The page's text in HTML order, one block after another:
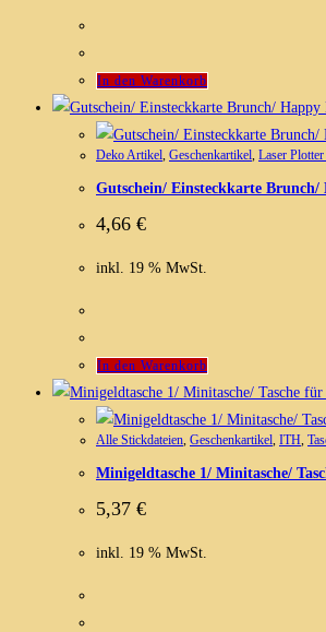
In den Warenkorb
Deko Artikel, Geschenkartikel, Laser
Gutschein/ Einsteckkarte
4,66 €
inkl. 19 % MwSt.
In den Warenkorb
Alle Stickdateien, Geschenkartikel, ITH,
Minigeldtasche 1/ Minitasche/
5,37 €
inkl. 19 % MwSt.